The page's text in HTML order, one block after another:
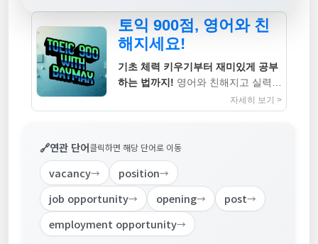
토익 900점, 영어와 친
해지세요!
기초 체력 키우기부터 재미있게 공부
하는 법까지! 영어와 친해지고 실력까
자세히 보기 >
🔗연관 단어클릭하면 해당 단어로 이동
vacancy→ position→
job opportunity→ opening→ post→
employment opportunity→